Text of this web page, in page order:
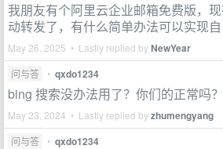
我朋友有个阿里云企业邮箱免费版，
动转发了，有什么简单办法可以实现自
May 26, 2025 • Lastly replied byNewYear
问与答 • qxdo1234
bing 搜索没办法用了？你们的正常吗？
May 23, 2024 • Lastly replied byzhumengyang
问与答 • qxdo1234